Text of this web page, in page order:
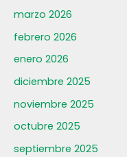
marzo 2026
febrero 2026
enero 2026
diciembre 2025
noviembre 2025
octubre 2025
septiembre 2025